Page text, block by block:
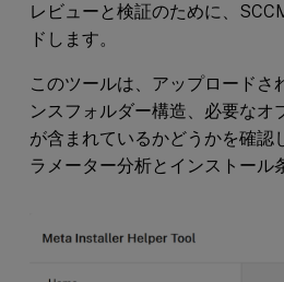
レビューと検証のために、
ドします。
このツールは、アップロード
ンスフォルダー構造、必要な
が含まれているかどうかを確
ラメーター分析とインストール